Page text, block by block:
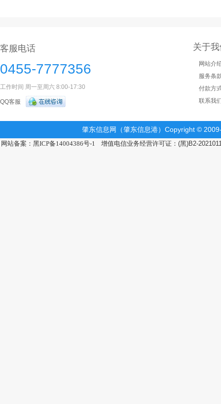
客服电话
0455-7777356
工作时间 周一至周六 8:00-17:30
QQ客服
关于
网站介
服务条
付款方
联系我
肇东信息网（肇东信息港）Copyright ©
网站备案：黑ICP备14004386号-1 增值电信业务经营许可证：(黑)B2-